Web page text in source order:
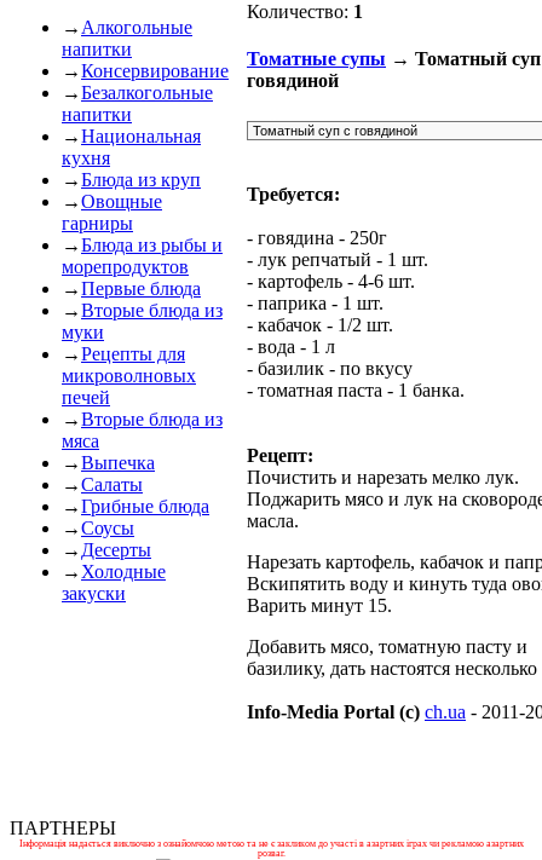
→ Алкогольные
напитки
→Консервирование
→Безалкогольные
напитки
→Национальная
кухня
→Блюда из круп
→Овощные
гарниры
→Блюда из рыбы и
морепродуктов
→Первые блюда
→Вторые блюда из
муки
→Рецепты для
микроволновых
печей
→Вторые блюда из
мяса
→Выпечка
→Салаты
→Грибные блюда
→Соусы
→ Десерты
→ Холодные
закуски
Количество: 1
Томатные супы → Томатный суп
говядиной
Требуется:
- говядина - 250г
- лук репчатый - 1 шт.
- картофель - 4-6 шт.
- паприка - 1 шт.
- кабачок - 1/2 шт.
- вода - 1 л
- базилик - по вкусу
- томатная паста - 1 банка.
Рецепт:
Почистить и нарезать мелко лук.
Поджарить мясо и лук на
масла.
Нарезать картофель, кабачок и
Вскипятить воду и кинуть туда
Варить минут 15.
Добавить мясо, томатную пасту и
базилику, дать настоятся
Info-Media Portal (c) ch.ua - 2011-
ПАРТНЕРЫ
Інформація надається виключно з ознайомчою метою та не є закликом до участі в азартних іграх чи рекламою азартних
розваг.